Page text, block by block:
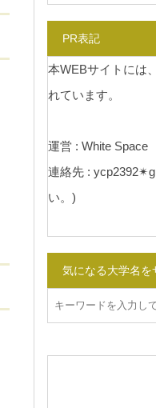
PR表記
本WEBサイトには
れています。
運営 : White Space
連絡先 :
い。)
気になる大学名を